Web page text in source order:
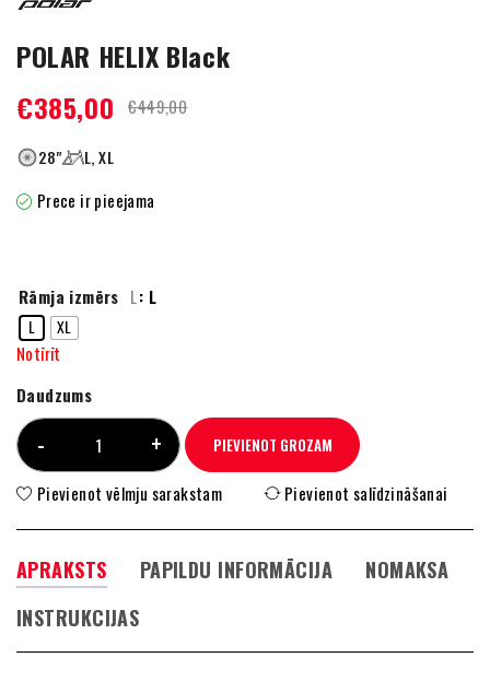
POLAR HELIX Black
€449,00
€385,00
28" L, XL
Prece ir pieejama
Rāmja izmērs L: L
L XL
Notīrīt
Daudzums
PIEVIENOT GROZAM
Pievienot vēlmju sarakstam Pievienot salīdzināšanai
APRAKSTS PAPILDU INFORMĀCIJA
NOMAKSA
INSTRUKCIJAS